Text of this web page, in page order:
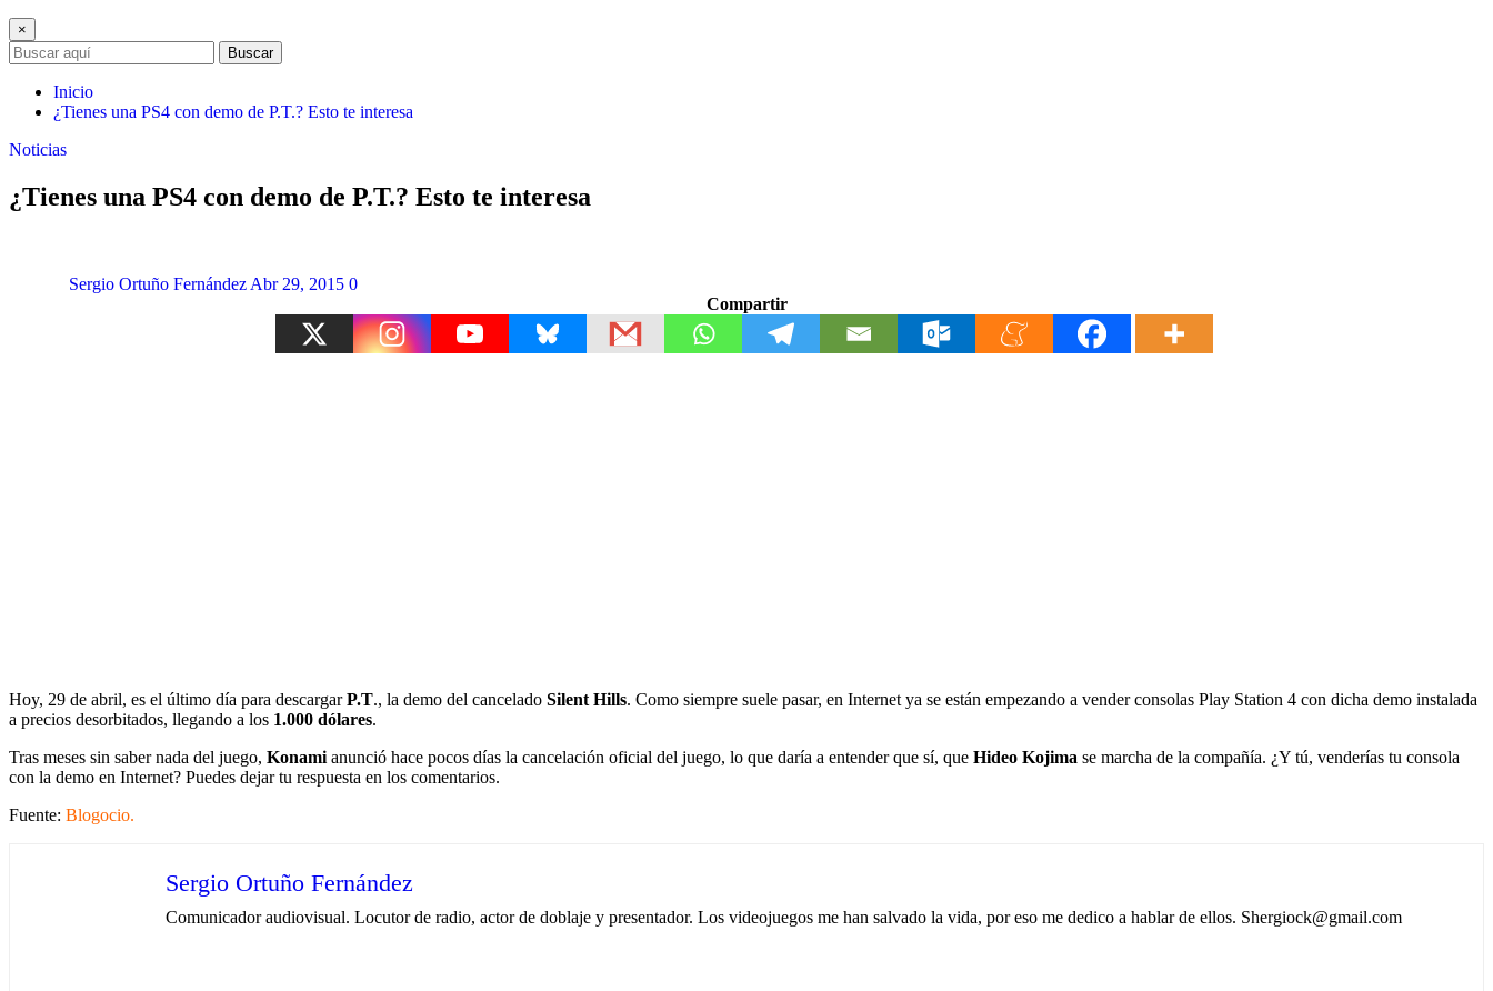
×
Buscar
Inicio
¿Tienes una PS4 con demo de P.T.? Esto te interesa
Noticias
¿Tienes una PS4 con demo de P.T.? Esto te interesa
Sergio Ortuño Fernández Abr 29, 2015 0
Compartir
Hoy, 29 de abril, es el último día para descargarP.T., la demo del cancelado Silent Hills. Como siempre suele pasar, en Internet ya se están empezando a vender consolas Play Station 4 con dicha demo instalada
a precios desorbitados, llegando a los 1.000 dólares.
Tras meses sin saber nada del juego, Konami anunció hace pocos días la cancelación oficial del juego, lo que daría a entender que sí, que Hideo Kojima se marcha de la compañía. ¿Y tú, venderías tu consola
con la demo en Internet? Puedes dejar tu respuesta en los comentarios.
Fuente: Blogocio.
Sergio Ortuño Fernández
Comunicador audiovisual. Locutor de radio, actor de doblaje y presentador. Los videojuegos me han salvado la vida, por eso me dedico a hablar de ellos. Shergiock@gmail.com